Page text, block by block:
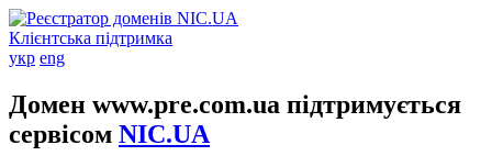
Клієнтська підтримка
укр eng
Домен www.pre.com.ua підтримується
сервісом NIC.UA